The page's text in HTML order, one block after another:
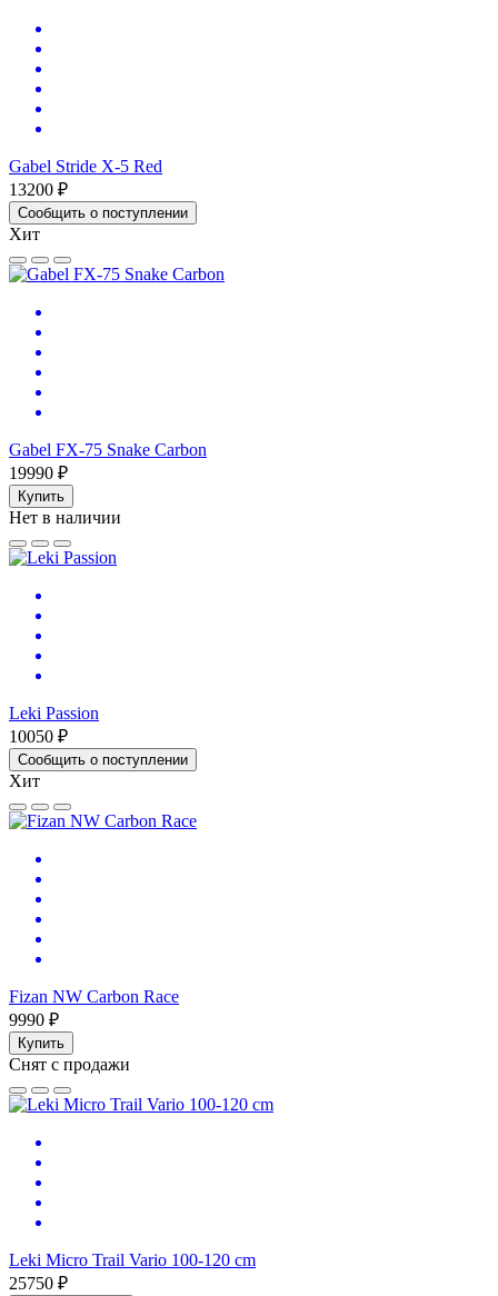
Gabel Stride X-5 Red
13200 ₽
Сообщить о поступлении
Хит
Gabel FX-75 Snake Carbon
19990 ₽
Купить
Нет в наличии
Leki Passion
10050 ₽
Сообщить о поступлении
Хит
Fizan NW Carbon Race
9990 ₽
Купить
Снят с продажи
Leki Micro Trail Vario 100-120 cm
25750 ₽